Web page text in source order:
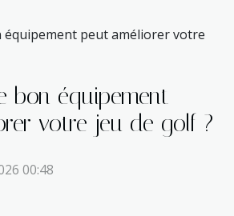
équipement peut améliorer votre
bon équipement
votre jeu de golf ?
00:48